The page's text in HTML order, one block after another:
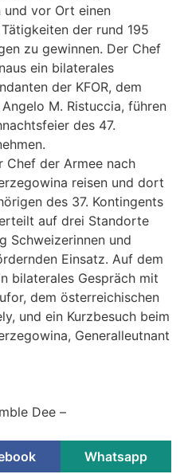
und vor Ort einen
der rund 195
zu gewinnen. Der Chef
ein bilaterales
der KFOR, dem
M. Ristuccia, führen
des 47.
Chef der Armee nach
reisen und dort
des 37. Kontingents
auf drei Standorte
Schweizerinnen und
Einsatz. Auf dem
bilaterales Gespräch mit
dem österreichischen
und ein Kurzbesuch beim
Generalleutnant
Dee –
Whatsapp